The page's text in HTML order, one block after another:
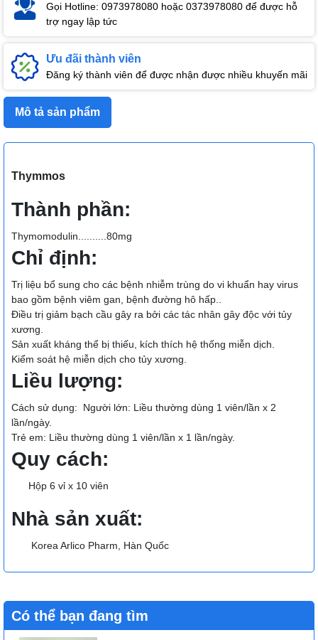
Gọi Hotline: 0973978080 hoặc 0373978080 để được hỗ
trợ ngay lập tức
Ưu đãi thành viên
Đăng ký thành viên để được nhận được nhiều khuyến mãi
Mô tả sản phẩm
Thymmos
Thành phần:
Thymomodulin..........80mg
Chỉ định:
Trị liệu bổ sung cho các bệnh nhiễm trùng do vi khuẩn hay virus
bao gồm bệnh viêm gan, bệnh đường hô hấp..
Điều trị giảm bạch cầu gây ra bởi các tác nhân gây độc với tủy
xương.
Sản xuất kháng thể bị thiếu, kích thích hệ thống miễn dịch.
Kiểm soát hệ miễn dịch cho tủy xương.
Liều lượng:
Cách sử dụng: Người lớn: Liều thường dùng 1 viên/lần x 2
lần/ngày.
Trẻ em: Liều thường dùng 1 viên/lần x 1 lần/ngày.
Quy cách:
Hộp 6 vỉ x 10 viên
Nhà sản xuất:
Korea Arlico Pharm, Hàn Quốc
Có thể bạn đang tìm